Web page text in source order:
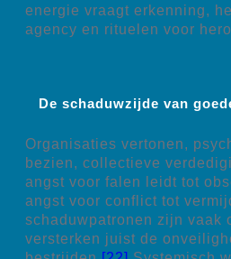
energie vraagt erkenning,
agency en rituelen voor
De schaduwzijde van
Organisaties vertonen,
bezien, collectieve
angst voor falen leidt tot
angst voor conflict tot
schaduwpatronen zijn vaak
versterken juist de